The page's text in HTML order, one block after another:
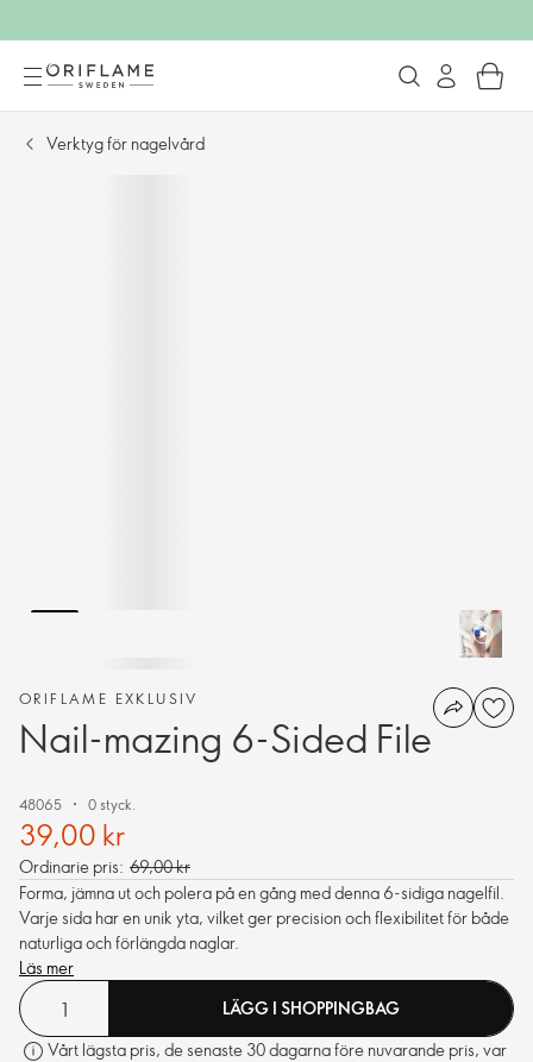
Verktyg för nagelvård
ORIFLAME EXKLUSIV
Nail-mazing 6-Sided File
48065 0 styck.
39,00 kr
Ordinarie pris: 69,00 kr
Forma, jämna ut och polera på en gång med denna 6-sidiga nagelfil.
Varje sida har en unik yta, vilket ger precision och flexibilitet för både
naturliga och förlängda naglar.
Läs mer
LÄGG I SHOPPINGBAG
Vårt lägsta pris, de senaste 30 dagarna före nuvarande pris, var